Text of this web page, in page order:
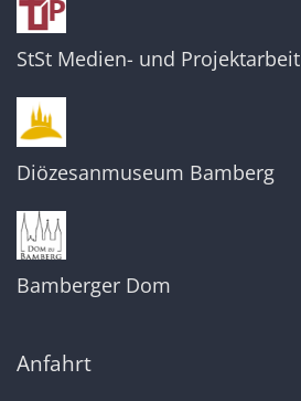
StSt Medien- und Projektarbeit
Diözesanmuseum Bamberg
Bamberger Dom
Anfahrt